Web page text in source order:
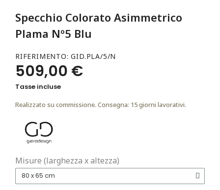
Specchio Colorato Asimmetrico
Plama Nº5 Blu
RIFERIMENTO GID.PLA/5/N
509,00 €
Tasse incluse
Realizzato su commissione. Consegna: 15 giorni lavorativi.
Misure (larghezza x altezza)